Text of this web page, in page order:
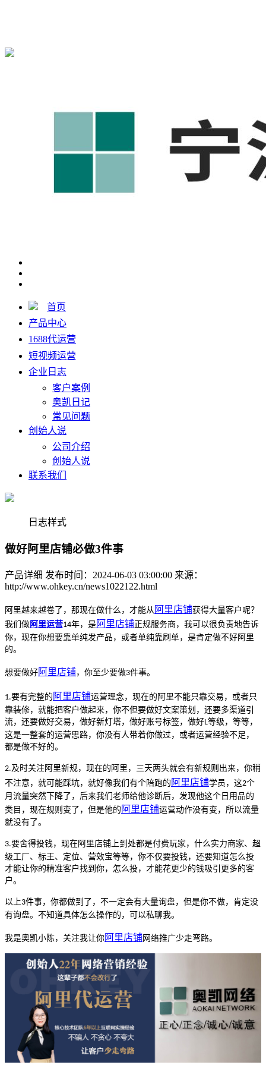
首页
产品中心
1688代运营
短视频运营
企业日志
客户案例
奥凯日记
常见问题
创始人说
公司介绍
创始人说
联系我们
日志样式
做好阿里店铺必做3件事
产品详细 发布时间：2024-06-03 03:00:00 来源：
http://www.ohkey.cn/news1022122.html
阿里越来越卷了，那现在做什么，才能从 阿里店铺获得大量客户呢？
我们做阿里运营14年，是 阿里店铺正规服务商，我可以很负责地告诉
你，现在你想要靠单纯发产品，或者单纯靠刷单，是肯定做不好阿里
的。
想要做好 阿里店铺，你至少要做3件事。
1.要有完整的 阿里店铺运营理念，现在的阿里不能只靠交易，或者只
靠装修，就能把客户做起来，你不但要做好文案策划，还要多渠道引
流，还要做好交易，做好新灯塔，做好账号标签，做好L等级，等等，
这是一整套的运营思路，你没有人带着你做过，或者运营经验不足，
都是做不好的。
2. 及时关注阿里新规，现在的阿里，三天两头就会有新规则出来，你稍
不注意，就可能踩坑，就好像我们有个陪跑的 阿里店铺学员，这2个
月流量突然下降了，后来我们老师给他诊断后，发现他这个日用品的
类目，现在规则变了，但是他的 阿里店铺运营动作没有变，所以流量
就没有了。
3.要舍得投钱，现在阿里店铺上到处都是付费玩家，什么实力商家、超
级工厂、标王、定位、营效宝等等，你不仅要投钱，还要知道怎么投
才能让你的精准客户找到你，怎么投，才能花更少的钱吸引更多的客
户。
以上3件事，你都做到了，不一定会有大量询盘，但是你不做，肯定没
有询盘。不知道具体怎么操作的，可以私聊我。
我是奥凯小陈，关注我让你 阿里店铺网络推广少走弯路。